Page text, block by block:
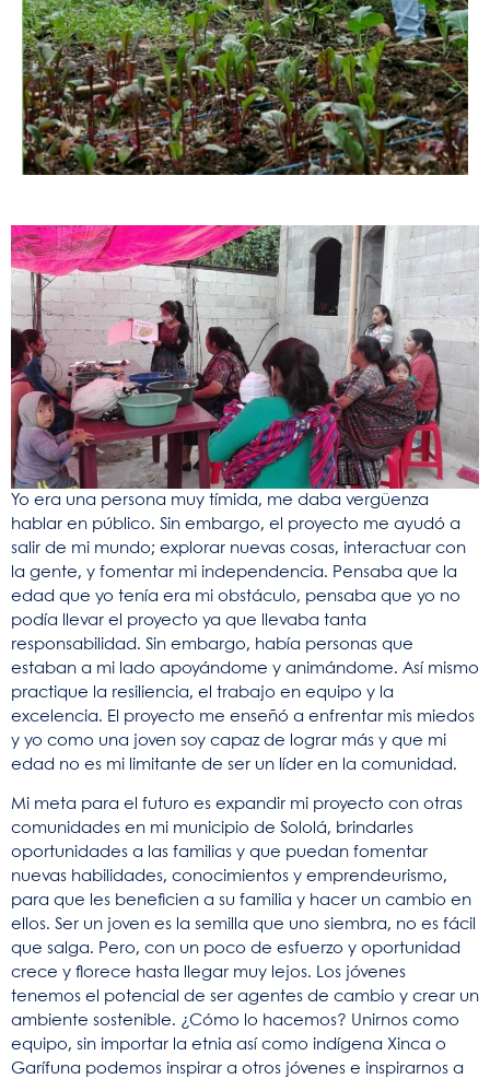
Yo era una persona muy tímida, me daba vergüenza
hablar en público. Sin embargo, el proyecto me ayudó a
salir de mi mundo; explorar nuevas cosas, interactuar con
la gente, y fomentar mi independencia. Pensaba que la
edad que yo tenía era mi obstáculo, pensaba que yo no
podía llevar el proyecto ya que llevaba tanta
responsabilidad. Sin embargo, había personas que
estaban a mi lado apoyándome y animándome. Así mismo
practique la resiliencia, el trabajo en equipo y la
excelencia. El proyecto me enseñó a enfrentar mis miedos
y yo como una joven soy capaz de lograr más y que mi
edad no es mi limitante de ser un líder en la comunidad.
Mi meta para el futuro es expandir mi proyecto con otras
comunidades en mi municipio de Sololá, brindarles
oportunidades a las familias y que puedan fomentar
nuevas habilidades, conocimientos y emprendeurismo,
para que les beneficien a su familia y hacer un cambio en
ellos. Ser un joven es la semilla que uno siembra, no es fácil
que salga. Pero, con un poco de esfuerzo y oportunidad
crece y florece hasta llegar muy lejos. Los jóvenes
tenemos el potencial de ser agentes de cambio y crear un
ambiente sostenible. ¿Cómo lo hacemos? Unirnos como
equipo, sin importar la etnia así como indígena Xinca o
Garífuna podemos inspirar a otros jóvenes e inspirarnos a